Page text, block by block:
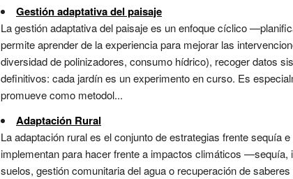
Gestión adaptativa del paisaje
La gestión adaptativa del paisaje es un enfoque cíclico
permite aprender de la experiencia para mejorar las
diversidad de polinizadores, consumo hídrico), recoger datos
definitivos: cada jardín es un experimento en curso. Es
promueve como metodol...
Adaptación Rural
La adaptación rural es el conjunto de estrategias frente sequía
implementan para hacer frente a impactos climáticos
suelos, gestión comunitaria del agua o recuperación de